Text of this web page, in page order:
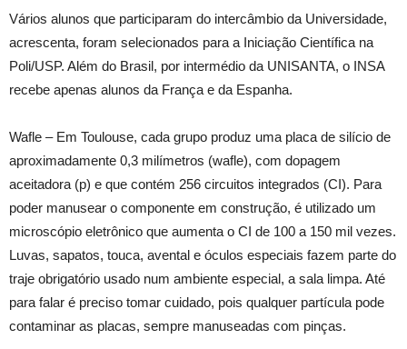
Vários alunos que participaram do intercâmbio da Universidade,
acrescenta, foram selecionados para a Iniciação Científica na
Poli/USP. Além do Brasil, por intermédio da UNISANTA, o INSA
recebe apenas alunos da França e da Espanha.
Wafle – Em Toulouse, cada grupo produz uma placa de silício de
aproximadamente 0,3 milímetros (wafle), com dopagem
aceitadora (p) e que contém 256 circuitos integrados (CI). Para
poder manusear o componente em construção, é utilizado um
microscópio eletrônico que aumenta o CI de 100 a 150 mil vezes.
Luvas, sapatos, touca, avental e óculos especiais fazem parte do
traje obrigatório usado num ambiente especial, a sala limpa. Até
para falar é preciso tomar cuidado, pois qualquer partícula pode
contaminar as placas, sempre manuseadas com pinças.